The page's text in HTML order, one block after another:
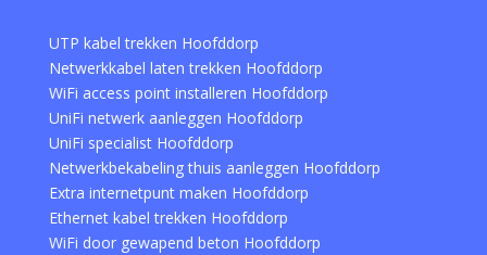
UTP kabel trekken Hoofddorp
Netwerkkabel laten trekken Hoofddorp
WiFi access point installeren Hoofddorp
UniFi netwerk aanleggen Hoofddorp
UniFi specialist Hoofddorp
Netwerkbekabeling thuis aanleggen Hoofddorp
Extra internetpunt maken Hoofddorp
Ethernet kabel trekken Hoofddorp
WiFi door gewapend beton Hoofddorp